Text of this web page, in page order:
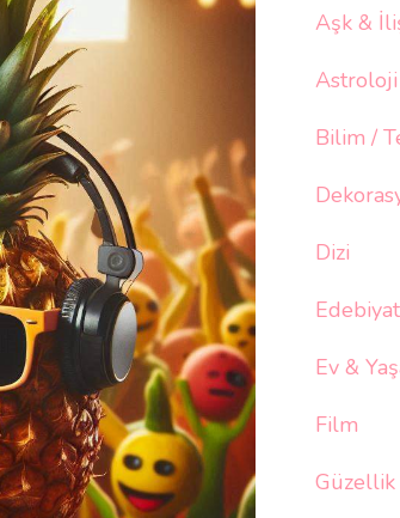
Aşk &
Astroloji
Bilim /
Dizi
Edebiyat
Ev &
Film
Güzellik